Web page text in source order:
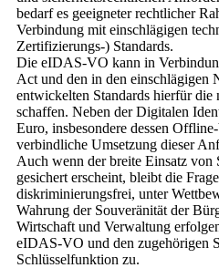
bedarf es geeigneter rechtlicher
Verbindung mit einschlägigen
Zertifizierungs-) Standards.
Die eIDAS-VO kann in
Act und den in den einschlägigen
entwickelten Standards hierfür die
schaffen. Neben der Digitalen
Euro, insbesondere dessen
verbindliche Umsetzung dieser
Auch wenn der breite Einsatz von
gesichert erscheint, bleibt die
diskriminierungsfrei, unter
Wahrung der Souveränität der
Wirtschaft und Verwaltung
eIDAS-VO und den zugehörigen
Schlüsselfunktion zu.